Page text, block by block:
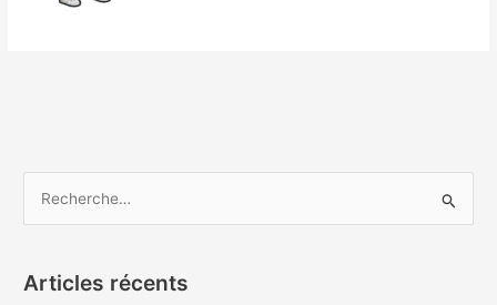
h
Articles récents